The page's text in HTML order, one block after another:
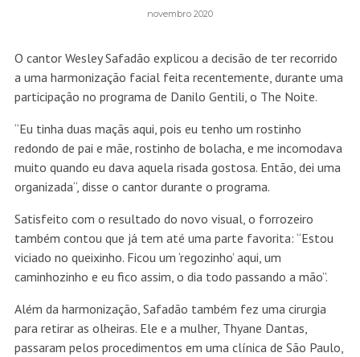
novembro 2020
O cantor Wesley Safadão explicou a decisão de ter recorrido
a uma harmonização facial feita recentemente, durante uma
participação no programa de Danilo Gentili, o The Noite.
“Eu tinha duas maçãs aqui, pois eu tenho um rostinho
redondo de pai e mãe, rostinho de bolacha, e me incomodava
muito quando eu dava aquela risada gostosa. Então, dei uma
organizada“, disse o cantor durante o programa.
Satisfeito com o resultado do novo visual, o forrozeiro
também contou que já tem até uma parte favorita: “Estou
viciado no queixinho. Ficou um ‘regozinho’ aqui, um
caminhozinho e eu fico assim, o dia todo passando a mão”.
Além da harmonização, Safadão também fez uma cirurgia
para retirar as olheiras. Ele e a mulher, Thyane Dantas,
passaram pelos procedimentos em uma clínica de São Paulo,